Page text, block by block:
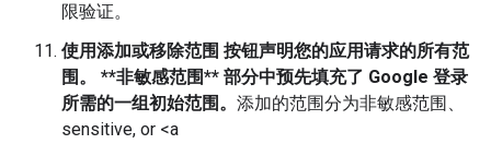
限验证。
使用添加或移除范围 按钮声明您的应用请求的所有范
围。 **非敏感范围** 部分中预先填充了 Google 登录
所需的一组初始范围。 添加的范围分为非敏感范围、
sensitive, or <a